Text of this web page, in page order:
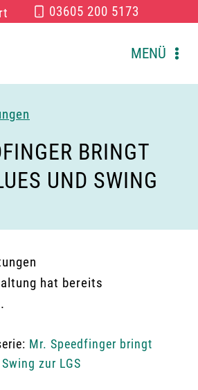
03605 200 5173
MENÜ
BRINGT
UND SWING
hat bereits
Mr. Speedfinger bringt
zur LGS